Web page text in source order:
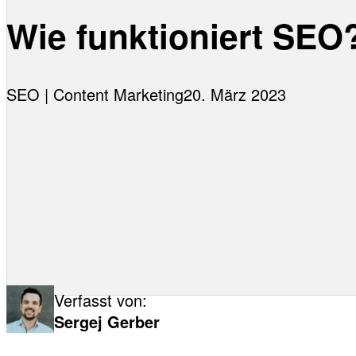
Wie funktioniert
SEO | Content Marketing20. März 2023
Verfasst von:
Sergej Gerber